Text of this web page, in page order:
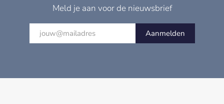
Meld je aan voor de nieuwsbrief
Aanmelden